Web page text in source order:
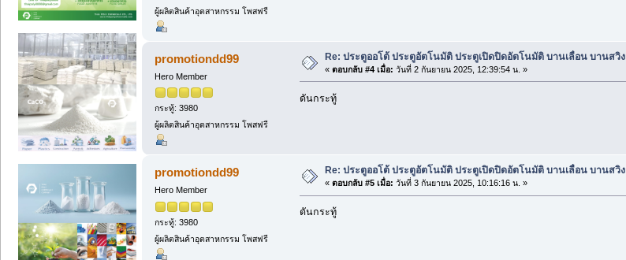
ผู้ผลิตสินค้าอุตสาหกรรม โพสฟรี
promotiondd99
Hero Member
กระทู้: 3980
ผู้ผลิตสินค้าอุตสาหกรรม โพสฟรี
Re: ประตูออโต้ ประตูอัตโนมัติ ประตูเปิดปิดอัตโนมัติ บานเลื่อน บานสวิง
« ตอบกลับ #4 เมื่อ: วันที่ 2 กันยายน 2025, 12:39:54 น. »
ดันกระทู้
promotiondd99
Hero Member
กระทู้: 3980
ผู้ผลิตสินค้าอุตสาหกรรม โพสฟรี
Re: ประตูออโต้ ประตูอัตโนมัติ ประตูเปิดปิดอัตโนมัติ บานเลื่อน บานสวิง
« ตอบกลับ #5 เมื่อ: วันที่ 3 กันยายน 2025, 10:16:16 น. »
ดันกระทู้